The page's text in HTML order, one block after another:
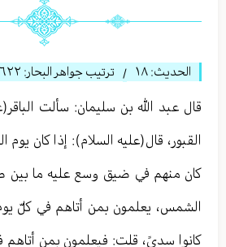
الحديث: ١٨ / ترتيب جواهر البحار: ٦٢٢
قال عبد الله بن سلیمان: سألت
القبور، قال(عليه السلام): إذا كان
كان منهم في ضيق وسع عليه ما بين
الشمس، يعلمون بمن أتاهم في كلّ
كانوا سدىً، قلت: فيعلمون بمن أتاهم